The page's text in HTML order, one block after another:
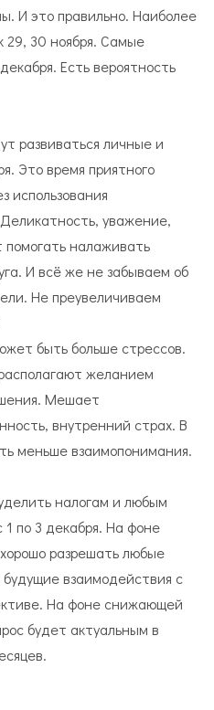
И это правильно. Наиболее
29, 30 ноября. Самые
Есть вероятность
развиваться личные и
Это время приятного
использования
уважение,
налаживать
И всё же не забываем об
Не преувеличиваем
быть больше стрессов.
желанием
Мешает
внутренний страх. В
меньше взаимопонимания.
налогам и любым
1 по 3 декабря. На фоне
разрешать любые
взаимодействия с
На фоне снижающей
будет актуальным в